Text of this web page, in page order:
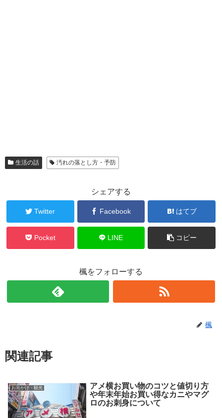
生活の話 汚れの落とし方・予防
シェアする
Twitter Facebook はてブ
Pocket LINE コピー
楓をフォローする
楓
関連記事
お出かけ・観光
アメ横お買い物のコツと値切り方
や年末年始お買い得なカニやマグ
ロのお刺身について